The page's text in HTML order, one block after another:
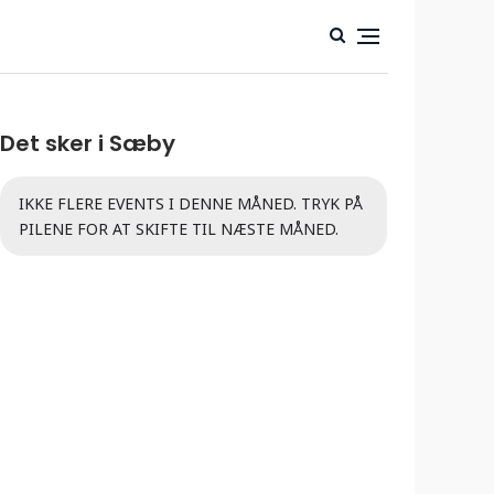
Det sker i Sæby
IKKE FLERE EVENTS I DENNE MÅNED. TRYK PÅ
PILENE FOR AT SKIFTE TIL NÆSTE MÅNED.